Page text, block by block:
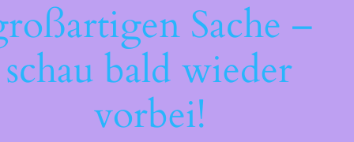
Sache –
schau bald wieder
vorbei!